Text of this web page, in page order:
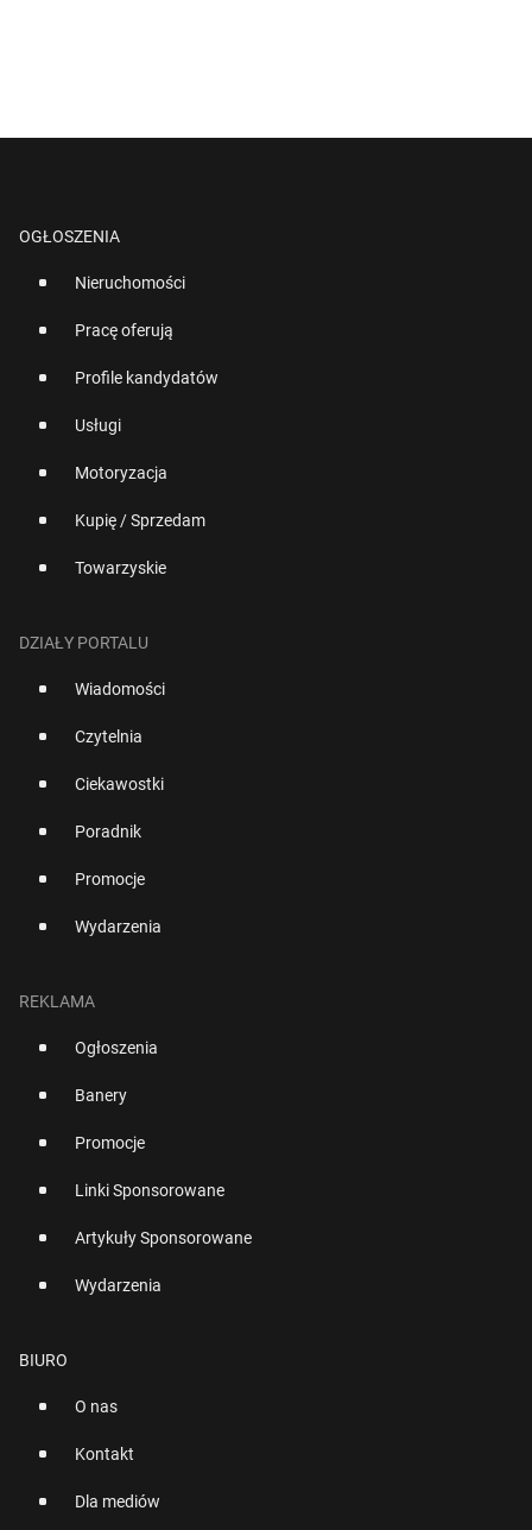
OGŁOSZENIA
Nieruchomości
Pracę oferują
Profile kandydatów
Usługi
Motoryzacja
Kupię / Sprzedam
Towarzyskie
DZIAŁY PORTALU
Wiadomości
Czytelnia
Ciekawostki
Poradnik
Promocje
Wydarzenia
REKLAMA
Ogłoszenia
Banery
Promocje
Linki Sponsorowane
Artykuły Sponsorowane
Wydarzenia
BIURO
O nas
Kontakt
Dla mediów